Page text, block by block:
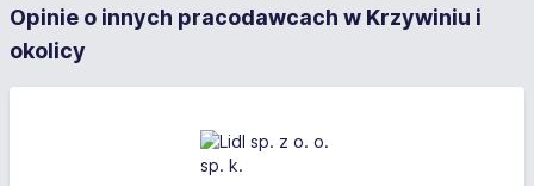
Opinie o innych pracodawcach w Krzywiniu i
okolicy